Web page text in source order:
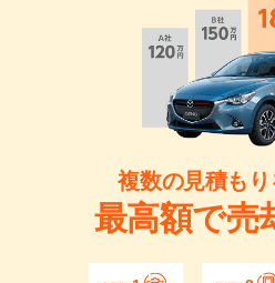
複数の見積も
最高額で売